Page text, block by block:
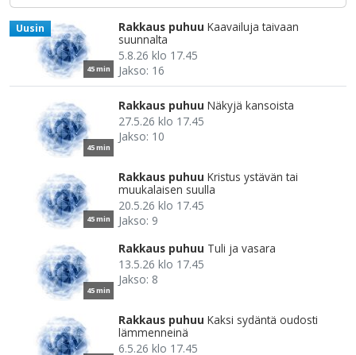
45 min
Uusin Rakkaus puhuu Kaavailuja taivaan
suunnalta
5.8.26 klo 17.45
Jakso: 16
45 min
Rakkaus puhuu Näkyjä kansoista
27.5.26 klo 17.45
Jakso: 10
45 min
Rakkaus puhuu Kristus ystävän tai
muukalaisen suulla
20.5.26 klo 17.45
Jakso: 9
45 min
Rakkaus puhuu Tuli ja vasara
13.5.26 klo 17.45
Jakso: 8
Rakkaus puhuu Kaksi sydäntä oudosti
lämmenneinä
6.5.26 klo 17.45